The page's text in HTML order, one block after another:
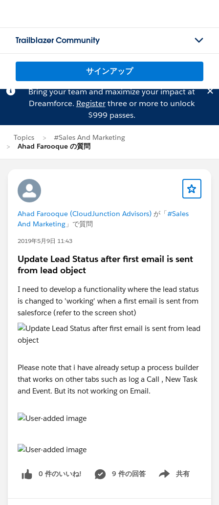
Trailblazer Community
サインアップ
Bring your team and maximize your impact at
Dreamforce. Registerthree or more to unlock
$999 passes.
Topics
#Sales And Marketing
Ahad Farooque の質問
Ahad Farooque (CloudJunction Advisors) が「#Sales
And Marketing 」で質問
2019年5月9日 11:43
Update Lead Status after first email is sent
from lead object
I need to develop a functionality where the lead status
is changed to 'working' when a first email is sent from
salesforce (refer to the screen shot)
Please note that i have already setup a process builder
that works on other tabs such as log a Call , New Task
and Event. But its not working on Email.
0 件のいいね! 9 件の回答 共有
Show menu